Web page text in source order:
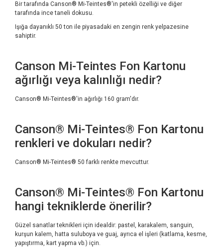
Bir tarafında Canson® Mi-Teintes®'in petekli özelliği ve diğer
tarafında ince taneli dokusu.
Işığa dayanıklı 50 ton ile piyasadaki en zengin renk yelpazesine
sahiptir.
Canson Mi-Teintes Fon Kartonu
ağırlığı veya kalınlığı nedir?
Canson® Mi-Teintes®'in ağırlığı 160 gram'dır.
Canson® Mi-Teintes® Fon Kartonu
renkleri ve dokuları nedir?
Canson® Mi-Teintes® 50 farklı renkte mevcuttur.
Canson® Mi-Teintes® Fon Kartonu
hangi tekniklerde önerilir?
Güzel sanatlar teknikleri için idealdir: pastel, karakalem, sanguin,
kurşun kalem, hatta suluboya ve guaj, ayrıca el işleri (katlama, kesme,
yapıştırma, kart yapma vb.) için.